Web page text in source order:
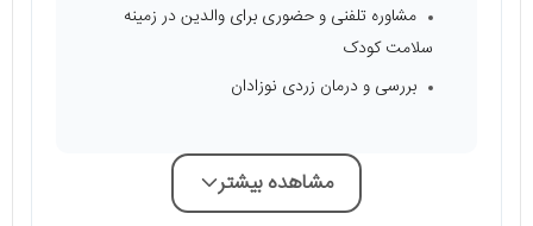
مشاوره تلفنی و حضوری برای والدین در زمینه
سلامت کودک
بررسی و درمان زردی نوزادان
مشاهده بیشتر